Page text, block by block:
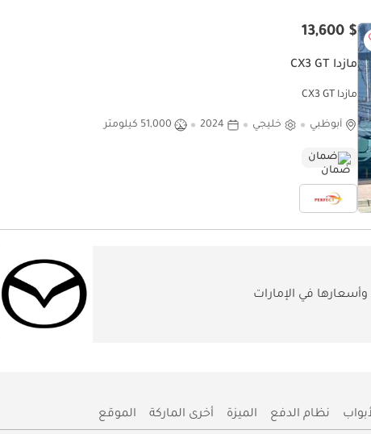
$ 13,600
مازدا CX3 GT
مازدا CX3 GT
أبوظبي خليجي 2024 51,000 كيلومتر
ضمان
في الإمارات
نظام الدفع الميزة أخرى الماركة الموقع